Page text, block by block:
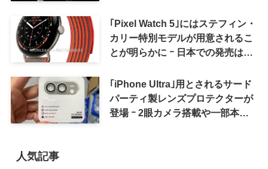
｢Pixel Watch 5｣にはステフィン・
カリー特別モデルが用意されるこ
とが明らかに ｰ 日本での発売は期
｢iPhone Ultra｣用とされるサード
パーティ製レンズプロテクターが
登場 ｰ 2眼カメラ搭載や一部本体
人気記事